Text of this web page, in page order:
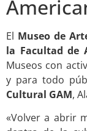
El Museo de
la Facultad de
Museos con
y para todo
Cultural GAM,
«Volver a abrir